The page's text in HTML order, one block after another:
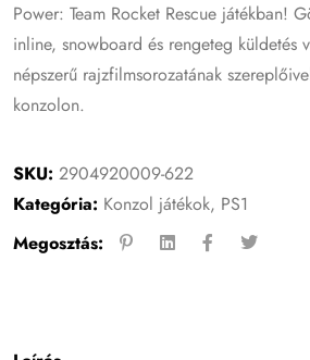
Power: Team Rocket Rescue játékban!
inline, snowboard és rengeteg küldetés
népszerű rajzfilmsorozatának
konzolon.
SKU:2904920009-622
Kategória: Konzol játékok, PS1
Megosztás: